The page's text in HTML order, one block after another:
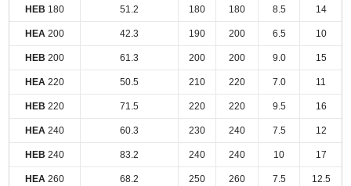
HEB 180 51.2 180 180 8.5 14
HEA 200 42.3 190 200 6.5 10
HEB 200 61.3 200 200 9.0 15
HEA 220 50.5 210 220 7.0 11
HEB 220 71.5 220 220 9.5 16
HEA 240 60.3 230 240 7.5 12
HEB 240 83.2 240 240 10 17
HEA 260 68.2 250 260 7.5 12.5